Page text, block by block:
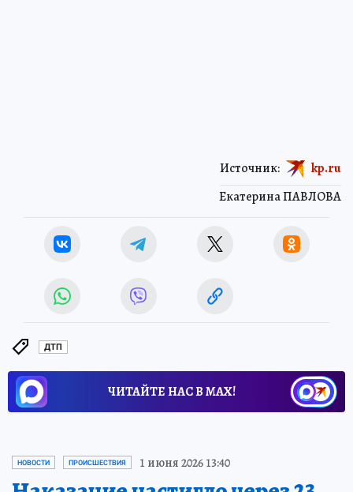
Екатерина ПАВЛОВА
Источник: kp.ru
ДТП
ЧИТАЙТЕ НАС В МАХ!
НОВОСТИ ПРОИСШЕСТВИЯ 1 июня 2026 13:40